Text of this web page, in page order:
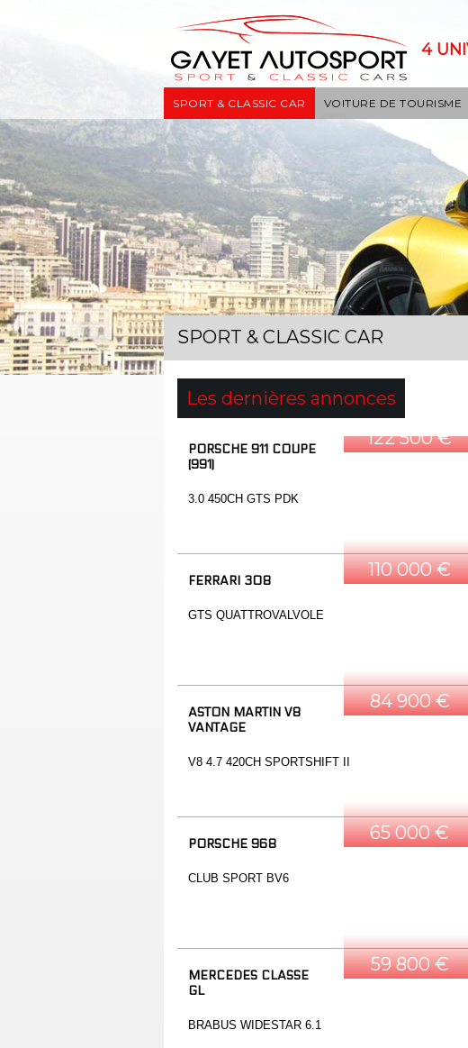
4
SPORT & CLASSIC CAR VOITURE DE TOURISME
SPORT & CLASSIC CAR
Les dernières annonces
122 500 €
PORSCHE 911 COUPE
(991)
3.0 450CH GTS PDK
110 000 €
FERRARI 308
GTS QUATTROVALVOLE
84 900 €
ASTON MARTIN V8
VANTAGE
V8 4.7 420CH SPORTSHIFT II
65 000 €
PORSCHE 968
CLUB SPORT BV6
59 800 €
MERCEDES CLASSE
GL
BRABUS WIDESTAR 6.1